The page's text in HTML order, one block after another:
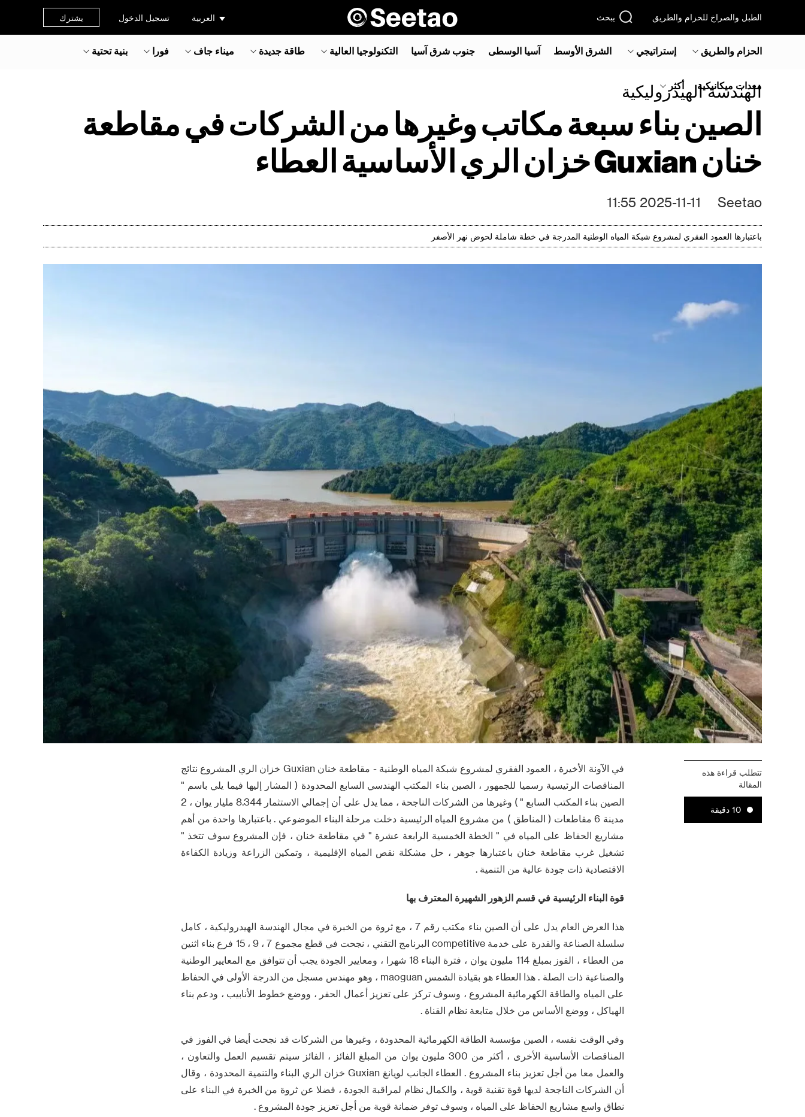
الطبل والصراخ للحزام والطريق يبحث العربية تسجيل الدخول يشترك
الحزام والطريق إستراتيجي الشرق الأوسط‎ آسيا الوسطى جنوب شرق آسيا‎ التكنولوجيا العالية طاقة جديدة ميناء جاف فورا بنية تحتية
معدات ميكانيكية أكثر
الهندسة الهيدروليكية
الصين بناء سبعة مكاتب وغيرها من الشركات في مقاطعة
خنان Guxian خزان الري الأساسية العطاء
Seetao
2025-11-11 11:55
باعتبارها العمود الفقري لمشروع شبكة المياه الوطنية المدرجة في خطة شاملة لحوض نهر الأصفر
تتطلب قراءة هذه
المقالة
10 دقيقة
في الآونة الأخيرة ، العمود الفقري لمشروع شبكة المياه الوطنية - مقاطعة خنان Guxian خزان الري المشروع نتائج
المناقصات الرئيسية رسميا للجمهور ، الصين بناء المكتب الهندسي السابع المحدودة ( المشار إليها فيما يلي باسم "
الصين بناء المكتب السابع " ) وغيرها من الشركات الناجحة ، مما يدل على أن إجمالي الاستثمار 8.344 مليار يوان ، 2
مدينة 6 مقاطعات ( المناطق ) من مشروع المياه الرئيسية دخلت مرحلة البناء الموضوعي . باعتبارها واحدة من أهم
مشاريع الحفاظ على المياه في " الخطة الخمسية الرابعة عشرة " في مقاطعة خنان ، فإن المشروع سوف تتخذ "
تشغيل غرب مقاطعة خنان باعتبارها جوهر ، حل مشكلة نقص المياه الإقليمية ، وتمكين الزراعة وزيادة الكفاءة
الاقتصادية ذات جودة عالية من التنمية .
قوة البناء الرئيسية في قسم الزهور الشهيرة المعترف بها
هذا العرض العام يدل على أن الصين بناء مكتب رقم 7 ، مع ثروة من الخبرة في مجال الهندسة الهيدروليكية ، كامل
سلسلة الصناعة والقدرة على خدمة competitive البرنامج التقني ، نجحت في قطع مجموع 7 ، 9 ، 15 فرع بناء اثنين
من العطاء ، الفوز بمبلغ 114 مليون يوان ، فترة البناء 18 شهرا ، ومعايير الجودة يجب أن تتوافق مع المعايير الوطنية
والصناعية ذات الصلة . هذا العطاء هو بقيادة الشمس maoguan ، وهو مهندس مسجل من الدرجة الأولى في الحفاظ
على المياه والطاقة الكهرمائية المشروع ، وسوف تركز على تعزيز أعمال الحفر ، ووضع خطوط الأنابيب ، ودعم بناء
الهياكل ، ووضع الأساس من خلال متابعة نظام القناة .
وفي الوقت نفسه ، الصين مؤسسة الطاقة الكهرمائية المحدودة ، وغيرها من الشركات قد نجحت أيضا في الفوز في
المناقصات الأساسية الأخرى ، أكثر من 300 مليون يوان من المبلغ الفائز ، الفائز سيتم تقسيم العمل والتعاون ،
والعمل معا من أجل تعزيز بناء المشروع . العطاء الجانب لويانغ Guxian خزان الري البناء والتنمية المحدودة ، وقال
أن الشركات الناجحة لديها قوة تقنية قوية ، والكمال نظام لمراقبة الجودة ، فضلا عن ثروة من الخبرة في البناء على
نطاق واسع مشاريع الحفاظ على المياه ، وسوف توفر ضمانة قوية من أجل تعزيز جودة المشروع .